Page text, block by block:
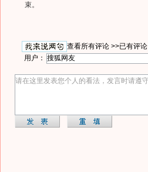
束。
查看所有评论 >>已有评论
用户：